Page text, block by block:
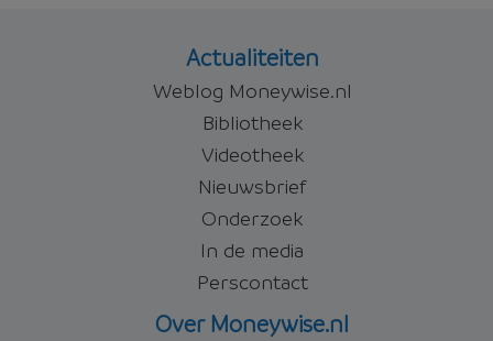
Actualiteiten
Weblog Moneywise.nl
Bibliotheek
Videotheek
Nieuwsbrief
Onderzoek
In de media
Perscontact
Over Moneywise.nl